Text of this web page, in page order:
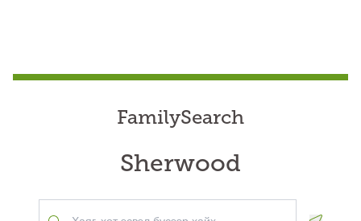
FamilySearch
Sherwood